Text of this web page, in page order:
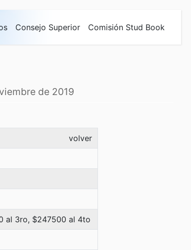
Consejo Superior Comisión Stud Book
de 2019
volver
al 3ro, $247500 al 4to